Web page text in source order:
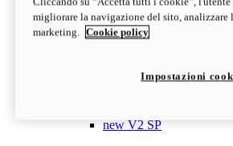
da CHF 13´990
Configura Scopri di più
newV2
da CHF 15´990
new V2 SP
migliorare la navigazione del sito,
marketing.
Cookie policy
Impostazioni